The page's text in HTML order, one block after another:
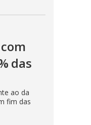
das
ao da
fim das